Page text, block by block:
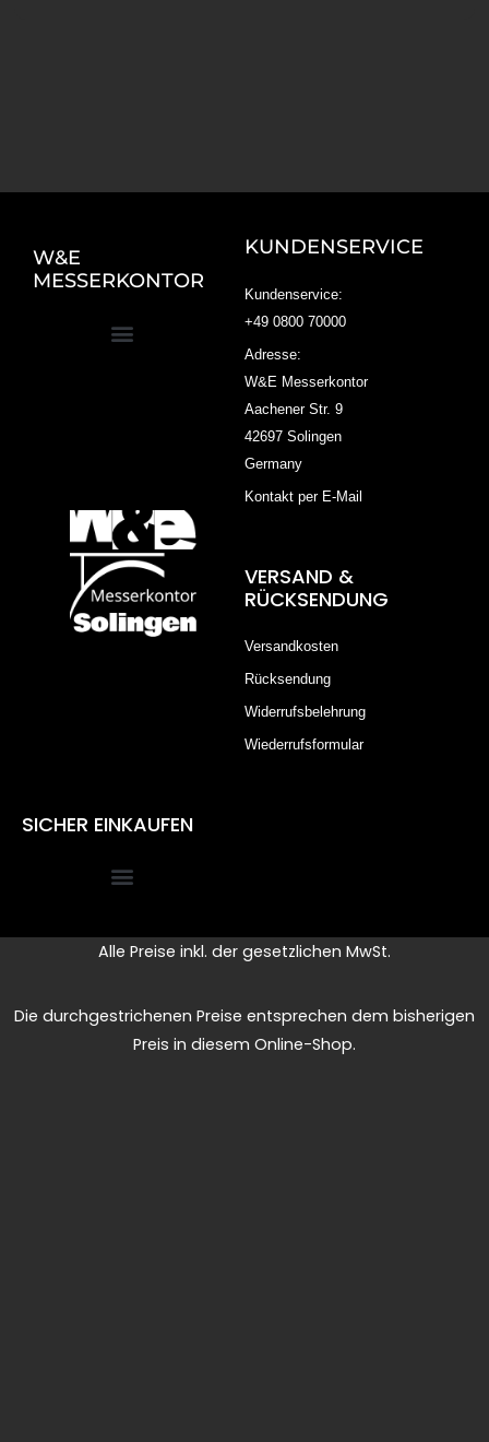
W&E
MESSERKONTOR
KUNDENSERVICE
Kundenservice:
+49 0800 70000
Adresse:
W&E Messerkontor
Aachener Str. 9
42697 Solingen
Germany
Kontakt per E-Mail
VERSAND &
RÜCKSENDUNG
Versandkosten
Rücksendung
Widerrufsbelehrung
Wiederrufsformular
SICHER EINKAUFEN
Alle Preise inkl. der gesetzlichen MwSt.
Die durchgestrichenen Preise entsprechen dem bisherigen
Preis in diesem Online-Shop.